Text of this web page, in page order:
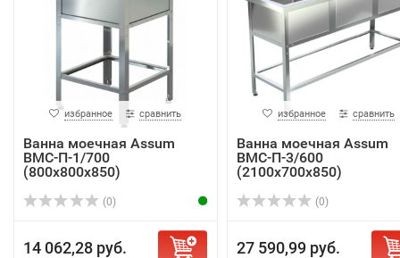
избранное сравнить
Ванна моечная Assum
ВМС-П-1/700
(800х800х850)
(0)
14 062,28 руб.
избранное сравнить
Ванна моечная Assum
ВМС-П-3/600
(2100х700х850)
(0)
27 590,99 руб.